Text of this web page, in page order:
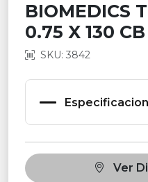
BIOMEDICS
0.75 X 130
SKU: 3842
Ver